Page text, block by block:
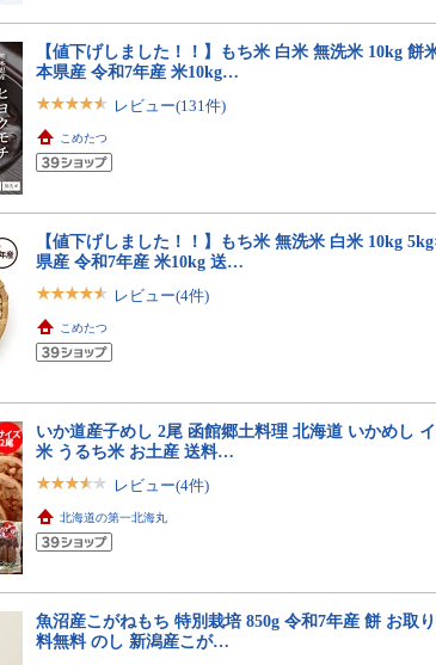
【値下げしました！！】もち米 白米 無洗米 10kg
本県産 令和7年産 米10kg…
レビュー(131件)
こめたつ
【値下げしました！！】もち米 無洗米 白米 10kg
県産 令和7年産 米10kg 送…
レビュー(4件)
こめたつ
いか道産子めし 2尾 函館郷土料理 北海道 いかめし
米 うるち米 お土産 送料…
レビュー(4件)
北海道の第一北海丸
魚沼産こがねもち 特別栽培 850g 令和7年産 餅 お取
料無料 のし 新潟産こが…